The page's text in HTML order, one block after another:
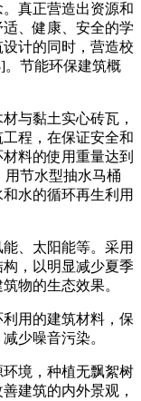
真正营造出资源和
、健康、安全的学
计的同时，营造校
。节能环保建筑概
与黏土实心砖瓦，
程，在保证安全和
料的使用重量达到
用节水型抽水马桶
水的循环再生利用
、太阳能等。采用
，以明显减少夏季
物的生态效果。
用的建筑材料，保
少噪音污染。
境，种植无飘絮树
建筑的内外景观，